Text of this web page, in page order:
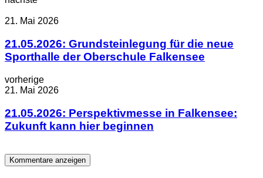
21. Mai 2026
21.05.2026: Grundsteinlegung für die neue
Sporthalle der Oberschule Falkensee
vorherige
21. Mai 2026
21.05.2026: Perspektivmesse in Falkensee:
Zukunft kann hier beginnen
Kommentare anzeigen